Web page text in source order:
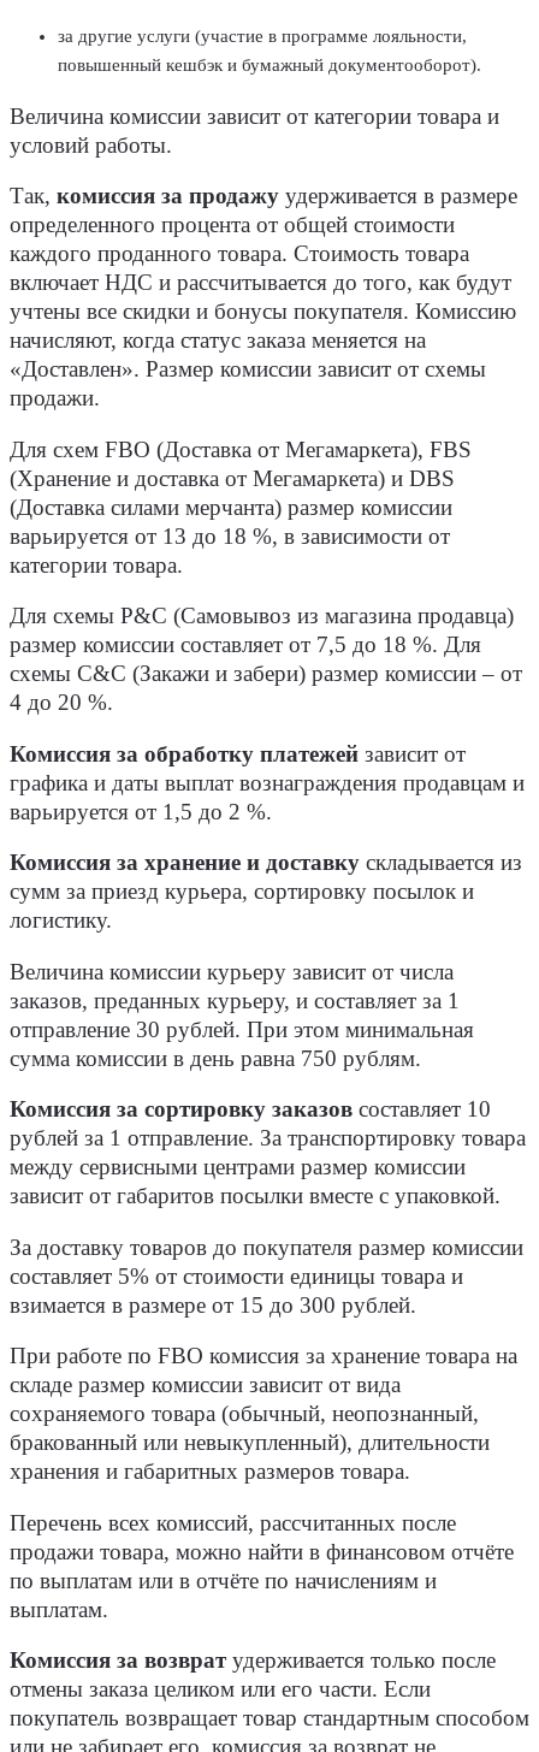
за другие услуги (участие в программе лояльности,
повышенный кешбэк и бумажный документооборот).
Величина комиссии зависит от категории товара и
условий работы.
Так, комиссия за продажу удерживается в размере
определенного процента от общей стоимости
каждого проданного товара. Стоимость товара
включает НДС и рассчитывается до того, как будут
учтены все скидки и бонусы покупателя. Комиссию
начисляют, когда статус заказа меняется на
«Доставлен». Размер комиссии зависит от схемы
продажи.
Для схем FBO (Доставка от Мегамаркета), FBS
(Хранение и доставка от Мегамаркета) и DBS
(Доставка силами мерчанта) размер комиссии
варьируется от 13 до 18 %, в зависимости от
категории товара.
Для схемы Р&C (Самовывоз из магазина продавца)
размер комиссии составляет от 7,5 до 18 %. Для
схемы C&C (Закажи и забери) размер комиссии– от
4 до 20 %.
Комиссия за обработку платежей зависит от
графика и даты выплат вознаграждения продавцам и
варьируется от 1,5 до 2 %.
Комиссия за хранение и доставку складывается из
сумм за приезд курьера, сортировку посылок и
логистику.
Величина комиссии курьеру зависит от числа
заказов, преданных курьеру, и составляет за 1
отправление 30 рублей. При этом минимальная
сумма комиссии в день равна 750 рублям.
Комиссия за сортировку заказов составляет 10
рублей за 1 отправление. За транспортировку товара
между сервисными центрами размер комиссии
зависит от габаритов посылки вместе с упаковкой.
За доставку товаров до покупателя размер комиссии
составляет 5% от стоимости единицы товара и
взимается в размере от 15 до 300 рублей.
При работе по FBO комиссия за хранение товара на
складе размер комиссии зависит от вида
сохраняемого товара (обычный, неопознанный,
бракованный или невыкупленный), длительности
хранения и габаритных размеров товара.
Перечень всех комиссий, рассчитанных после
продажи товара, можно найти в финансовом отчёте
по выплатам или в отчёте по начислениям и
выплатам.
Комиссия за возврат удерживается только после
отмены заказа целиком или его части. Если
покупатель возвращает товар стандартным способом